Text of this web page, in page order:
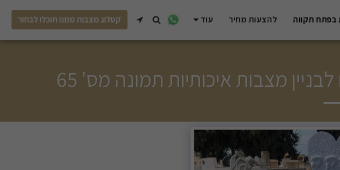
בפתח תקווה להצעות מחיר עוד קטלוג מצבות ממנו תוכלו לבחור
מצבות איכותיות תמונה מס' 65